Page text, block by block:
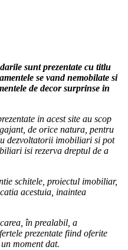
sunt prezentate cu titlu
se vand nemobilate si
de decor surprinse in
in acest site au scop
de orice natura, pentru
dezvoltatorii imobiliari si pot
isi rezerva dreptul de a
schitele, proiectul imobiliar,
acestuia, inaintea
în prealabil, a
prezentate fiind oferite
moment dat.